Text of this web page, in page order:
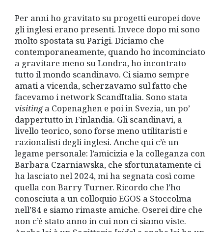
Per anni ho gravitato su progetti europei dove
gli inglesi erano presenti. Invece dopo mi sono
molto spostata su Parigi. Diciamo che
contemporaneamente, quando ho incominciato
a gravitare meno su Londra, ho incontrato
tutto il mondo scandinavo. Ci siamo sempre
amati a vicenda, scherzavamo sul fatto che
facevamo i network ScandItalia. Sono stata
visitinga Copenaghen e poi in Svezia, un po’
dappertutto in Finlandia. Gli scandinavi, a
livello teorico, sono forse meno utilitaristi e
razionalisti degli inglesi. Anche qui c’è un
legame personale: l’amicizia e la colleganza con
Barbara Czarniawska, che sfortunatamente ci
ha lasciato nel 2024, mi ha segnata così come
quella con Barry Turner. Ricordo che l’ho
conosciuta a un colloquio EGOS a Stoccolma
nell’84 e siamo rimaste amiche. Oserei dire che
non c’è stato anno in cui non ci siamo viste.